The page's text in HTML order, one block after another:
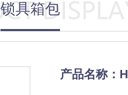
锁具箱包
产品名称：